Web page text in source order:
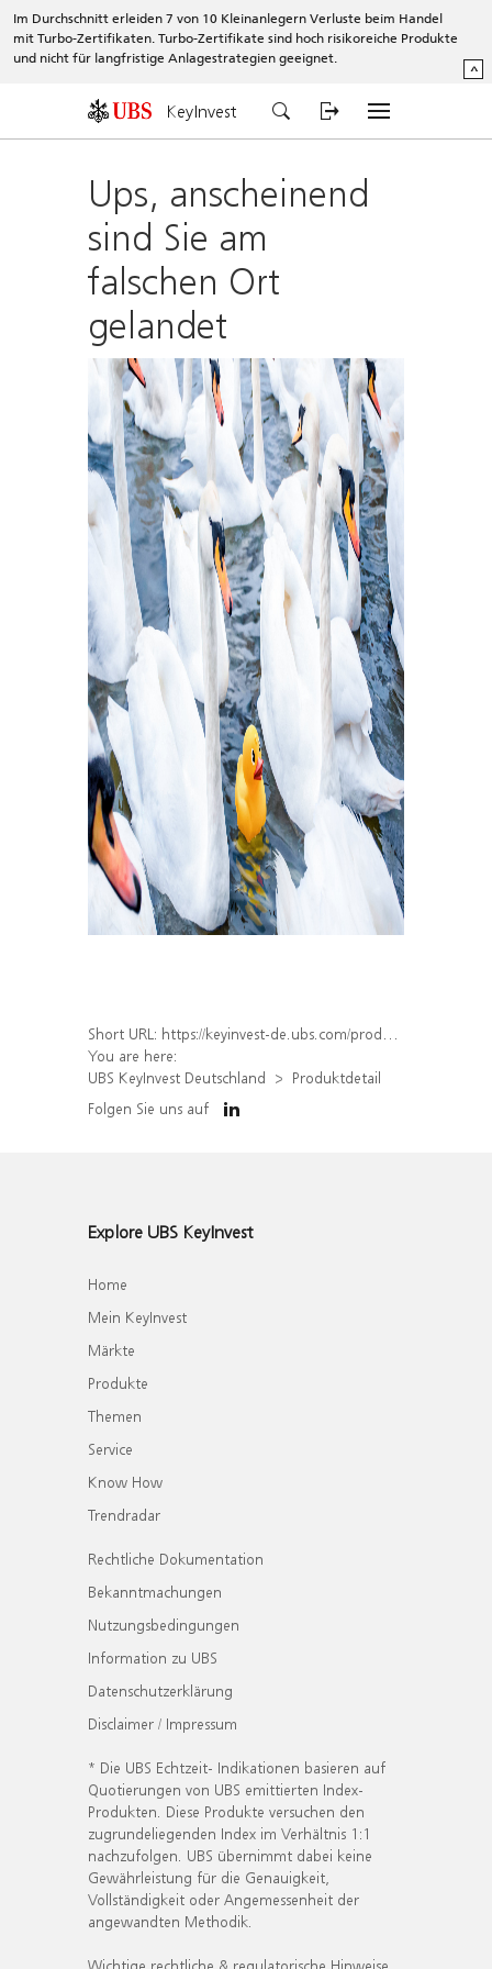
Im Durchschnitt erleiden 7 von 10 Kleinanlegern Verluste beim Handel
mit Turbo-Zertifikaten. Turbo-Zertifikate sind hoch risikoreiche Produkte
und nicht für langfristige Anlagestrategien geeignet.
^
KeyInvest
Ups, anscheinend
sind Sie am
falschen Ort
gelandet
Short URL: https://keyinvest-de.ubs.com/produkt/detail/index/isin/DE000WA5S9W8
You are here:
UBS KeyInvest Deutschland
Produktdetail
Folgen Sie uns auf
Explore UBS KeyInvest
Home
Mein KeyInvest
Märkte
Produkte
Themen
Service
Know How
Trendradar
Rechtliche Dokumentation
Bekanntmachungen
Nutzungsbedingungen
Information zu UBS
Datenschutzerklärung
Disclaimer / Impressum
* Die UBS Echtzeit- Indikationen basieren auf
Quotierungen von UBS emittierten Index-
Produkten. Diese Produkte versuchen den
zugrundeliegenden Index im Verhältnis 1:1
nachzufolgen. UBS übernimmt dabei keine
Gewährleistung für die Genauigkeit,
Vollständigkeit oder Angemessenheit der
angewandten Methodik.